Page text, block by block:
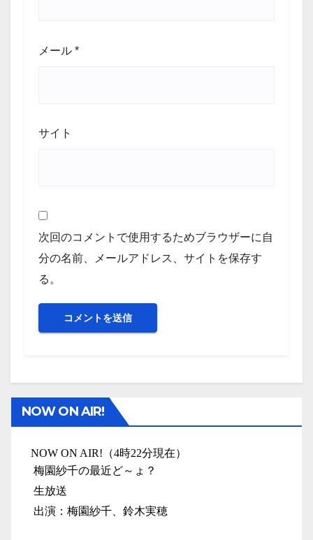
メール *
サイト
次回のコメントで使用するためブラウザーに自
分の名前、メールアドレス、サイトを保存す
る。
NOW ON AIR!